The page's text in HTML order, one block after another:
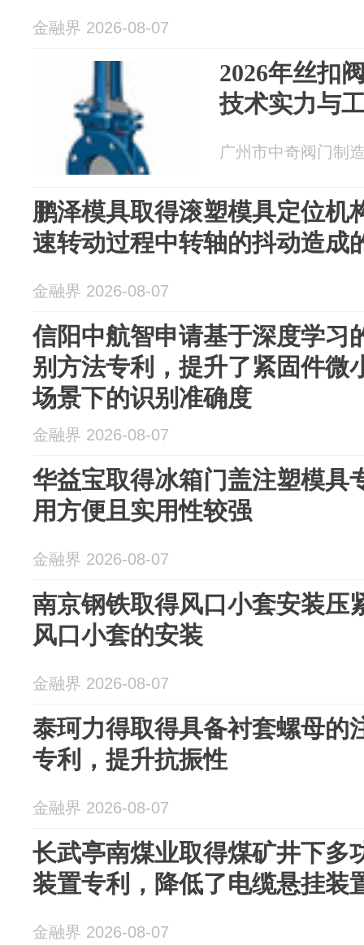
金融界 2026-08-07
2026年丝扣
技术实力与
广州市中奇阀门制
鹏泽模具取得滚塑模具定位机
速转动过程中转轴的抖动造成
金融界 2026-08-07
信阳中航智申请基于深度学习
别方法专利，提升了紧固件微
场景下的识别准确度
金融界 2026-08-07
华益宝取得冰箱门盖注塑模具
用方便且实用性较强
金融界 2026-08-07
南京钢铁取得风口小套安装压
风口小套的安装
金融界 2026-08-07
泰珂力得取得具备衬套螺母的
专利，提升抗振性
金融界 2026-08-07
长武亭南煤业取得煤矿井下多
装置专利，降低了电缆悬挂装
金融界 2026-08-07